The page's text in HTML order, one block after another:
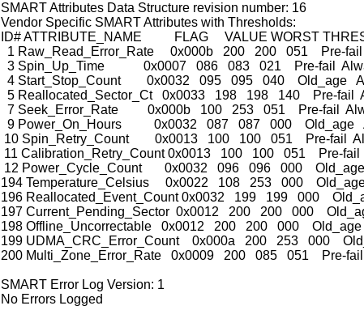
SMART Attributes Data Structure revision number: 16
Vendor Specific SMART Attributes with Thresholds:
ID# ATTRIBUTE_NAME FLAG VALUE WORST
1 Raw_Read_Error_Rate 0x000b 200 200 051
3 Spin_Up_Time 0x0007 086 083 021 Pre-fail
4 Start_Stop_Count 0x0032 095 095 040
5 Reallocated_Sector_Ct 0x0033 198 198 140
7 Seek_Error_Rate 0x000b 100 253 051 Pre-
9 Power_On_Hours 0x0032 087 087 000
10 Spin_Retry_Count 0x0013 100 100 051 Pre-
11 Calibration_Retry_Count 0x0013 100 100 051
12 Power_Cycle_Count 0x0032 096 096 000
194 Temperature_Celsius 0x0022 108 253 000
196 Reallocated_Event_Count 0x0032 199 199 000
197 Current_Pending_Sector 0x0012 200 200 000
198 Offline_Uncorrectable 0x0012 200 200 000
199 UDMA_CRC_Error_Count 0x000a 200 253 000
200 Multi_Zone_Error_Rate 0x0009 200 085 051
SMART Error Log Version: 1
No Errors Logged